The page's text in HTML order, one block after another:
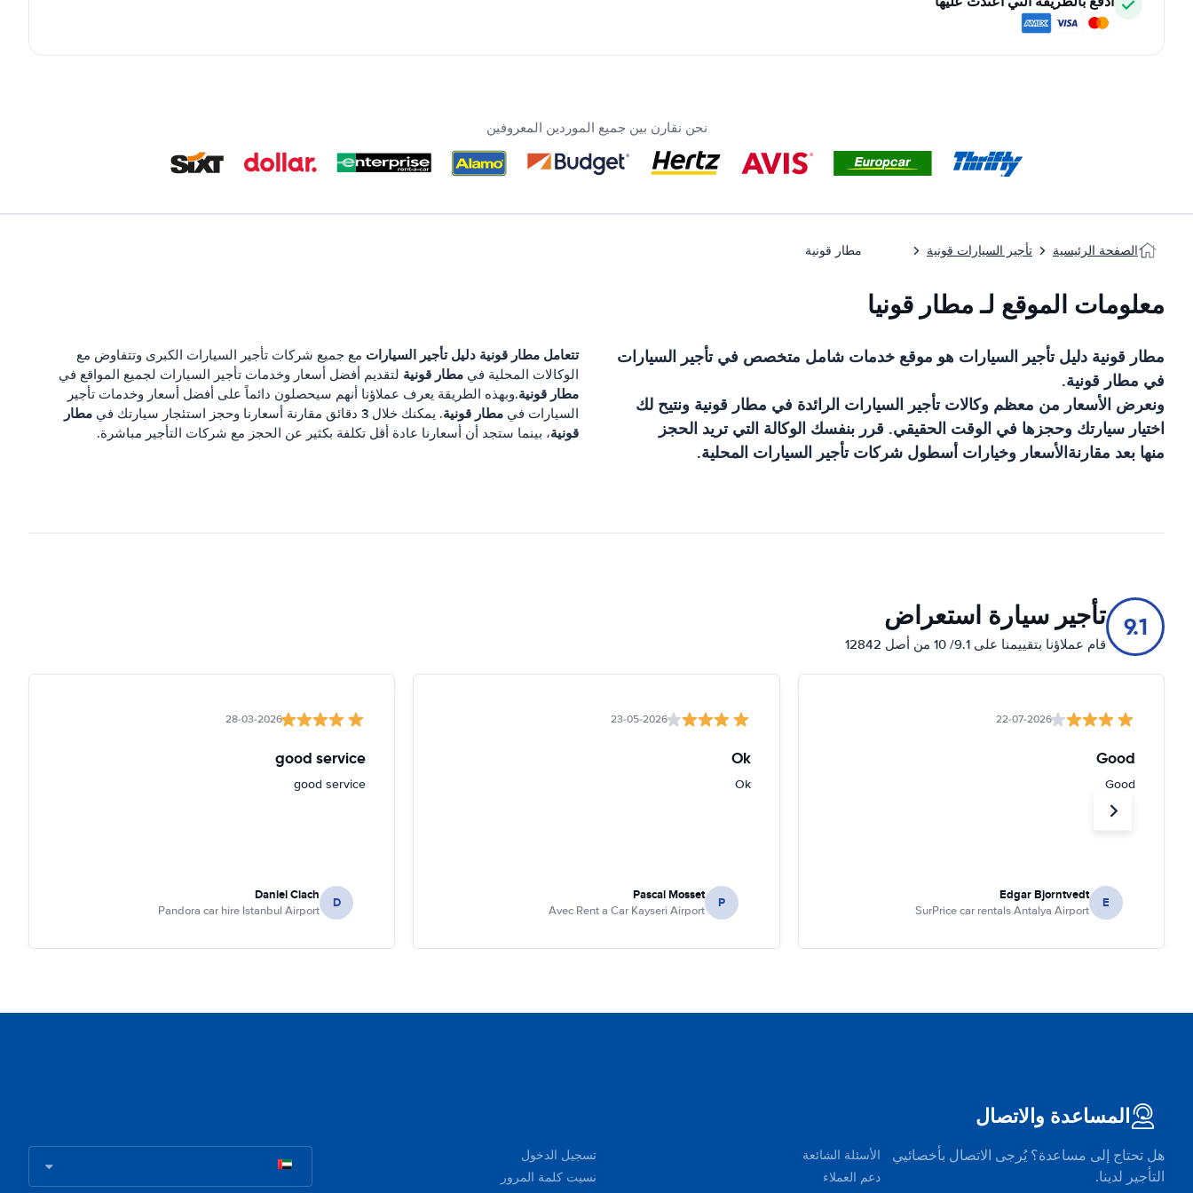
نحن نقارن بين جميع الموردين المعروفين
الصفحة الرئيسية تأجير السيارات قونية مطار قونية
معلومات الموقع لـ مطار قونيا
مطار قونية دليل تأجير السيارات هو موقع خدمات شامل متخصص في تأجير السيارات
في مطار قونية.
ونعرض الأسعار من معظم وكالات تأجير السيارات الرائدة في مطار قونية ونتيح لك
اختيار سيارتك وحجزها في الوقت الحقيقي. قرر بنفسك الوكالة التي تريد الحجز
منها بعد مقارنةالأسعار وخيارات أسطول شركات تأجير السيارات المحلية.
تتعامل مطار قونية دليل تأجير السيارات مع جميع شركات تأجير السيارات الكبرى وتتفاوض مع
الوكالات المحلية في مطار قونية لتقديم أفضل أسعار وخدمات تأجير السيارات لجميع المواقع في
مطار قونية.وبهذه الطريقة يعرف عملاؤنا أنهم سيحصلون دائماً على أفضل أسعار وخدمات تأجير
السيارات في مطار قونية. يمكنك خلال 3 دقائق مقارنة أسعارنا وحجز استئجار سيارتك في
مطار
قونية، بينما ستجد أن أسعارنا عادة أقل تكلفة بكثير عن الحجز مع شركات التأجير مباشرة.
9.1 تأجير سيارة استعراض
قام عملاؤنا بتقييمنا على 9.1/ 10 من أصل 12842
22-07-2026
Good
Good
E
Edgar Bjorntvedt
SurPrice car rentals Antalya Airport
23-05-2026
Ok
Ok
P
Pascal Mosset
Avec Rent a Car Kayseri Airport
28-03-2026
good service
good service
D
Daniel Ciach
Pandora car hire Istanbul Airport
المساعدة والاتصال
هل تحتاج إلى مساعدة؟ يُرجى الاتصال بأخصائيي
التأجير لدينا.
الأسئلة الشائعة
دعم العملاء
تسجيل الدخول
نسيت كلمة المرور